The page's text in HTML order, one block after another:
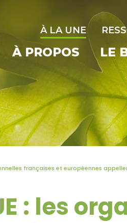
À LA UNE
À PROPOS LE
françaises et européennes
: les